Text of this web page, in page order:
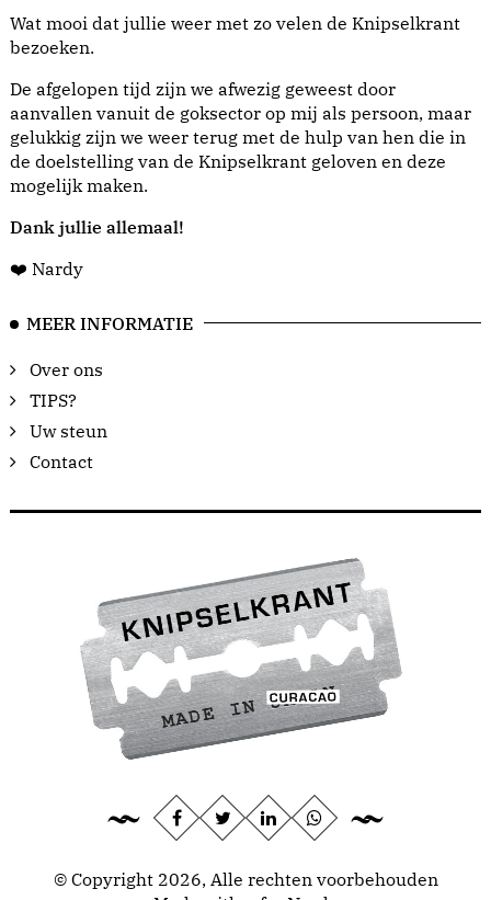
Wat mooi dat jullie weer met zo velen de Knipselkrant
bezoeken.
De afgelopen tijd zijn we afwezig geweest door
aanvallen vanuit de goksector op mij als persoon, maar
gelukkig zijn we weer terug met de hulp van hen die in
de doelstelling van de Knipselkrant geloven en deze
mogelijk maken.
Dank jullie allemaal!
❤️ Nardy
MEER INFORMATIE
Over ons
TIPS?
Uw steun
Contact
© Copyright 2026, Alle rechten voorbehouden